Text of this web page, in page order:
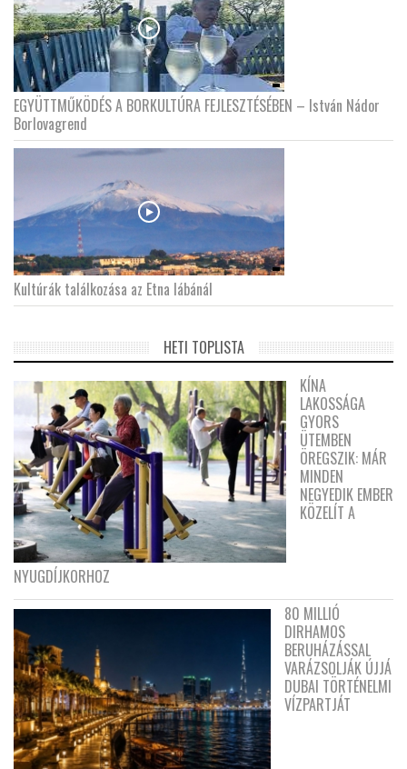
EGYÜTTMŰKÖDÉS A BORKULTÚRA FEJLESZTÉSÉBEN – István Nádor
Borlovagrend
Kultúrák találkozása az Etna lábánál
HETI TOPLISTA
KÍNA
LAKOSSÁGA
GYORS
ÜTEMBEN
ÖREGSZIK: MÁR
MINDEN
NEGYEDIK EMBER
KÖZELÍT A
NYUGDÍJKORHOZ
80 MILLIÓ
DIRHAMOS
BERUHÁZÁSSAL
VARÁZSOLJÁK ÚJJÁ
DUBAI TÖRTÉNELMI
VÍZPARTJÁT